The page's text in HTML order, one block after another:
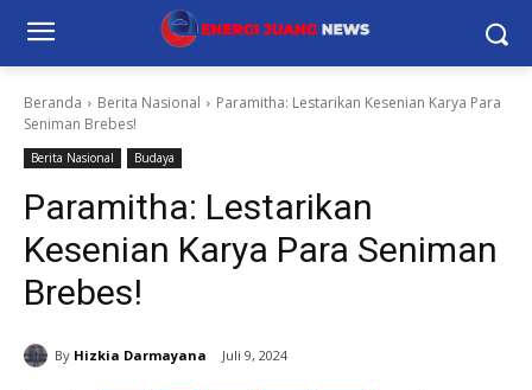
Beranda Berita Nasional
Paramitha: Lestarikan Kesenian Karya Para
Seniman Brebes!
Berita Nasional Budaya
Paramitha: Lestarikan
Kesenian Karya Para Seniman
Brebes!
By Hizkia Darmayana Juli 9, 2024